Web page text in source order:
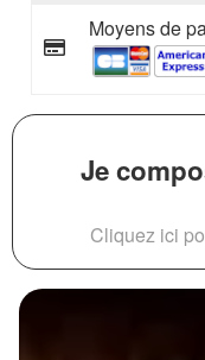
Moyens de
Je
Cliquez ici